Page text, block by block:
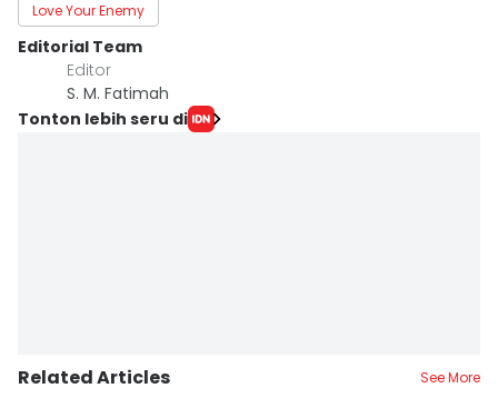
Love Your Enemy
Editorial Team
Editor
S. M. Fatimah
Tonton lebih seru di
Related Articles See More